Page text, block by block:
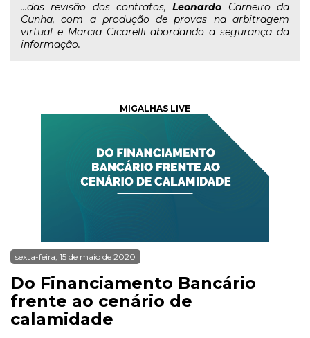
...das revisão dos contratos,Leonardo Carneiro da
Cunha, com a produção de provas na arbitragem
virtual e Marcia Cicarelli abordando a segurança da
informação.
MIGALHAS LIVE
sexta-feira, 15 de maio de 2020
Do Financiamento Bancário
frente ao cenário de
calamidade